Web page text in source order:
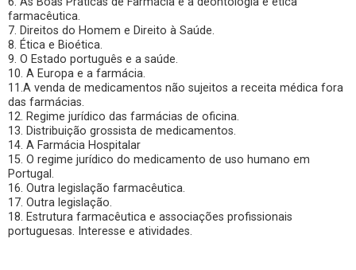
farmacêutica.
7. Direitos do Homem e Direito à Saúde.
8. Ética e Bioética.
9. O Estado português e a saúde.
10. A Europa e a farmácia.
11.A venda de medicamentos não sujeitos a receita médica fora
das farmácias.
12. Regime jurídico das farmácias de oficina.
13. Distribuição grossista de medicamentos.
14. A Farmácia Hospitalar
15. O regime jurídico do medicamento de uso humano em
Portugal.
16. Outra legislação farmacêutica.
17. Outra legislação.
18. Estrutura farmacêutica e associações profissionais
portuguesas. Interesse e atividades.